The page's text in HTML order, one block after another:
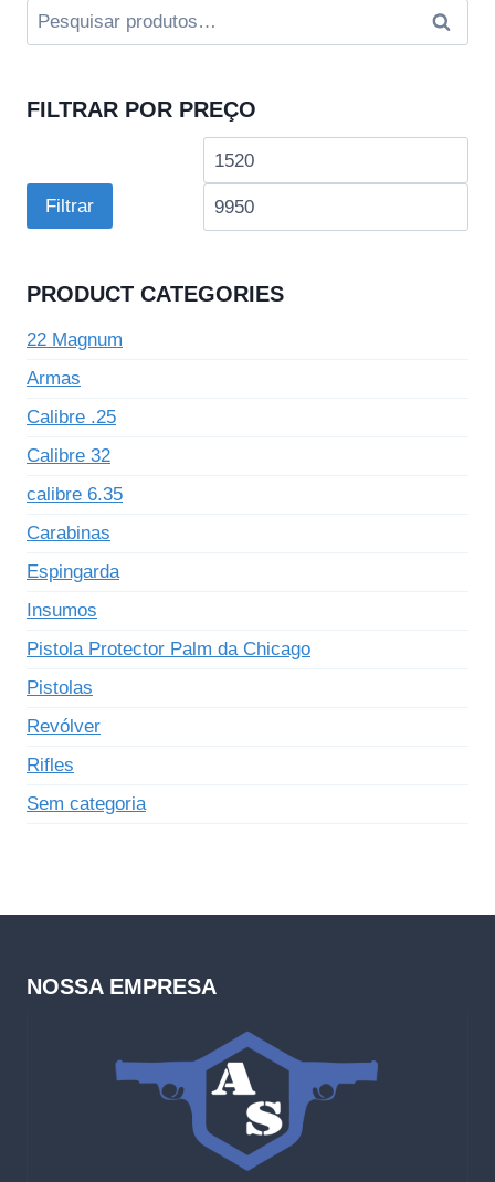
Pesquisar
por:
FILTRAR POR PREÇO
Preço
Filtrar
PRODUCT CATEGORIES
22 Magnum
Armas
Calibre .25
Calibre 32
calibre 6.35
Carabinas
Espingarda
Insumos
Pistola Protector Palm da Chicago
Pistolas
Revólver
Rifles
Sem categoria
NOSSA EMPRESA